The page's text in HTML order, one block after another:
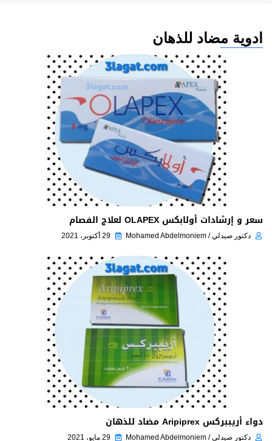
ادوية مضاد للذهان
سعر و إرشادات أولابكس OLAPEX لعلاج الفصام
دكتور صيدلي / Mohamed Abdelmoniem 29 أكتوبر، 2021
دواء أريببركس Aripiprex مضاد للذهان
دكتور صيدلي / Mohamed Abdelmoniem 29 مايو، 2021